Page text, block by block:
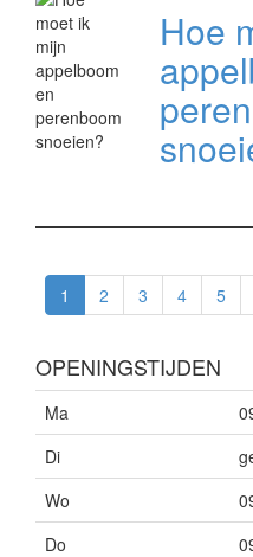
Hoe
1 2 3 4 5
OPENINGSTIJDEN
Ma
Di
Wo
Do